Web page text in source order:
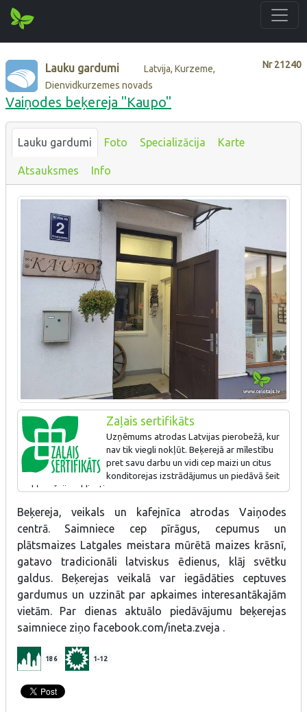
Nr21240
Lauku gardumi
Latvija, Kurzeme,
Dienvidkurzemes novads
Vaiņodes beķereja "Kaupo"
Lauku gardumi Foto Specializācija Karte
Atsauksmes Info
Zaļais sertifikāts
Uzņēmums atrodas Latvijas pierobežā, kur
nav tik viegli nokļūt. Beķerejā ar mīlestību
pret savu darbu un vidi cep maizi un citus
konditorejas izstrādājumus un piedāvā šeit
nokļuvušajiem klientiem.
Beķereja, veikals un kafejnīca atrodas Vaiņodes
centrā. Saimniece cep pīrāgus, cepumus un
plātsmaizes Latgales meistara mūrētā maizes krāsnī,
gatavo tradicionāli latviskus ēdienus, klāj svētku
galdus. Beķerejas veikalā var iegādāties ceptuves
gardumus un uzzināt par apkaimes interesantākajām
vietām. Par dienas aktuālo piedāvājumu beķerejas
saimniece ziņo facebook.com/ineta.zveja .
186 1-12